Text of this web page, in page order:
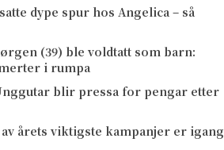
dype spur hos Angelica – så
(39) ble voldtatt som barn:
i rumpa
blir pressa for pengar etter
av årets viktigste kampanjer er igang